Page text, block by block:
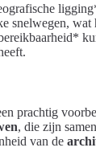
snelwegen, wat
prachtig
, die zijn
van de